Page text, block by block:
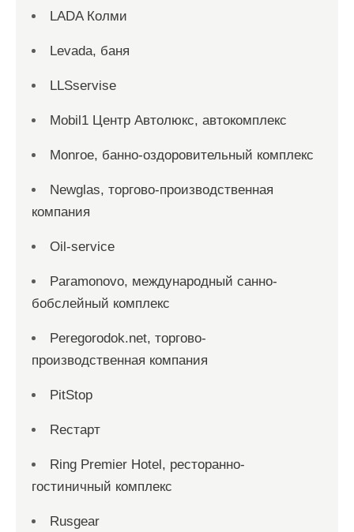
LADA Колми
Levada, баня
LLSservise
Mobil1 Центр Автолюкс, автокомплекс
Monroe, банно-оздоровительный комплекс
Newglas, торгово-производственная
компания
Oil-service
Paramonovo, международный санно-
бобслейный комплекс
Peregorodok.net, торгово-
производственная компания
PitStop
Reстарт
Ring Premier Hotel, ресторанно-
гостиничный комплекс
Rusgear